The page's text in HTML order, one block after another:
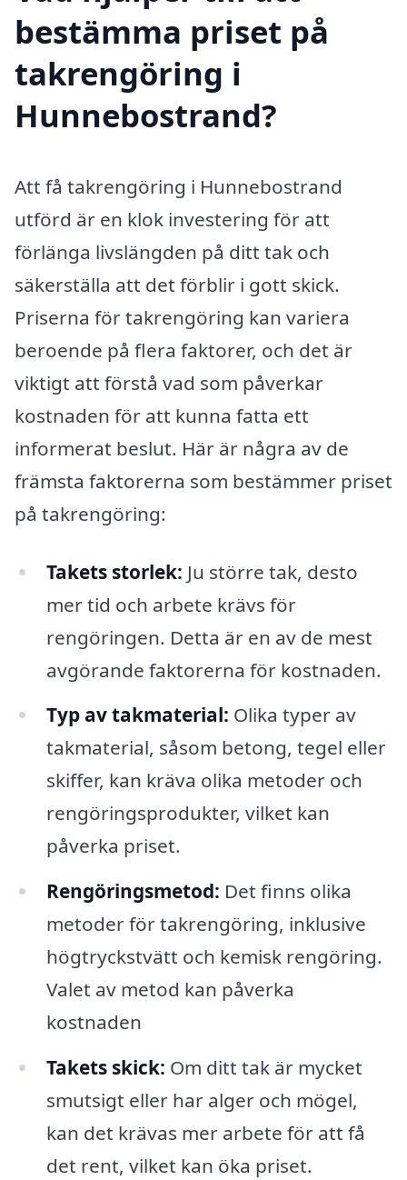
bestämma priset på
takrengöring i
Hunnebostrand?
Att få takrengöring i Hunnebostrand
utförd är en klok investering för att
förlänga livslängden på ditt tak och
säkerställa att det förblir i gott skick.
Priserna för takrengöring kan variera
beroende på flera faktorer, och det är
viktigt att förstå vad som påverkar
kostnaden för att kunna fatta ett
informerat beslut. Här är några av de
främsta faktorerna som bestämmer priset
på takrengöring:
Takets storlek: Ju större tak, desto
mer tid och arbete krävs för
rengöringen. Detta är en av de mest
avgörande faktorerna för kostnaden.
Typ av takmaterial: Olika typer av
takmaterial, såsom betong, tegel eller
skiffer, kan kräva olika metoder och
rengöringsprodukter, vilket kan
påverka priset.
Rengöringsmetod: Det finns olika
metoder för takrengöring, inklusive
högtryckstvätt och kemisk rengöring.
Valet av metod kan påverka
kostnaden
Takets skick: Om ditt tak är mycket
smutsigt eller har alger och mögel,
kan det krävas mer arbete för att få
det rent, vilket kan öka priset.